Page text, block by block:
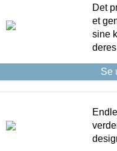
Det
et
sine
Se